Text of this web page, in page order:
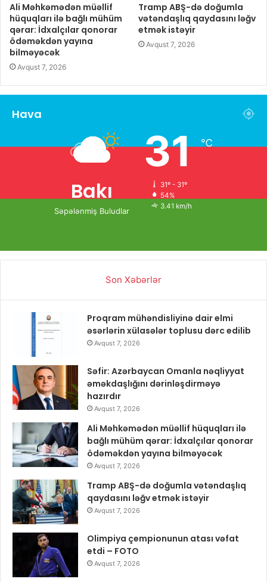
Ali Məhkəmədən müəllif
hüquqları ilə bağlı mühüm
qərar: İdxalçılar qonorar
ödəməkdən yayına
bilməyəcək
Avqust 7, 2026
Tramp ABŞ-də doğumla
vətəndaşlıq qaydasını ləğv
etmək istəyir
Avqust 7, 2026
Hava
Bakı
Səpələnmiş Buludlar
31℃
31º - 31º
54%
3.41 km/h
Son Xəbərlər
Proqram mühəndisliyinə dair elmi
əsərlərin xülasələr toplusu dərc edilib
Avqust 7, 2026
Səfir: Azərbaycan Omanla nəqliyyat
əməkdaşlığını dərinləşdirməyə
hazırdır
Avqust 7, 2026
Ali Məhkəmədən müəllif hüquqları ilə
bağlı mühüm qərar: İdxalçılar qonorar
ödəməkdən yayına bilməyəcək
Avqust 7, 2026
Tramp ABŞ-də doğumla vətəndaşlıq
qaydasını ləğv etmək istəyir
Avqust 7, 2026
Olimpiya çempionunun atası vəfat
etdi – FOTO
Avqust 7, 2026